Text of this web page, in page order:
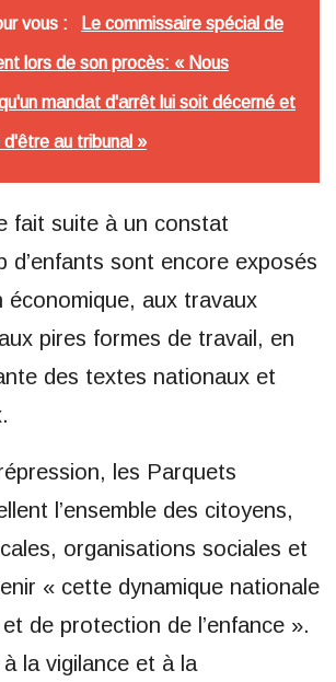
vous : Le commissaire spécial de
lors de son procès: « Nous
mandat d'arrêt lui soit décerné et
au tribunal »
fait suite à un constat
d’enfants sont encore exposés
économique, aux travaux
pires formes de travail, en
des textes nationaux et
les Parquets
l’ensemble des citoyens,
organisations sociales et
« cette dynamique nationale
de protection de l’enfance ».
la vigilance et à la